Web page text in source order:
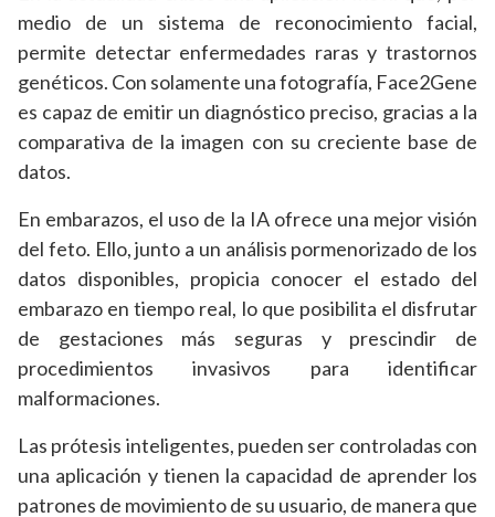
medio de un sistema de reconocimiento facial,
permite detectar enfermedades raras y trastornos
genéticos. Con solamente una fotografía, Face2Gene
es capaz de emitir un diagnóstico preciso, gracias a la
comparativa de la imagen con su creciente base de
datos.
En embarazos, el uso de la IA ofrece una mejor visión
del feto. Ello, junto a un análisis pormenorizado de los
datos disponibles, propicia conocer el estado del
embarazo en tiempo real, lo que posibilita el disfrutar
de gestaciones más seguras y prescindir de
procedimientos invasivos para identificar
malformaciones.
Las prótesis inteligentes, pueden ser controladas con
una aplicación y tienen la capacidad de aprender los
patrones de movimiento de su usuario, de manera que